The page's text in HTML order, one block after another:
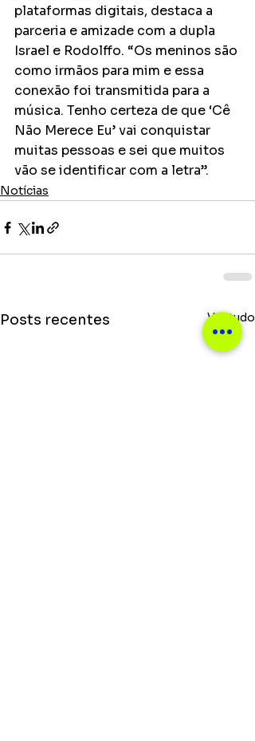
plataformas digitais, destaca a
parceria e amizade com a dupla
Israel e Rodolffo. “Os meninos são
como irmãos para mim e essa
conexão foi transmitida para a
música. Tenho certeza de que ‘Cê
Não Merece Eu’ vai conquistar
muitas pessoas e sei que muitos
vão se identificar com a letra”.
Notícias
Posts recentes Ver tudo